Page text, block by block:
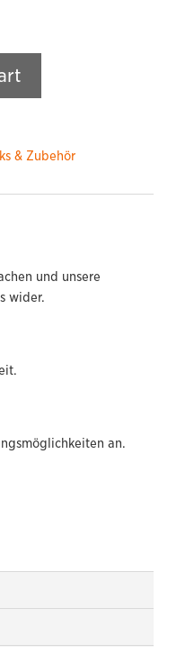
& Zubehör
und unsere
wider.
an.